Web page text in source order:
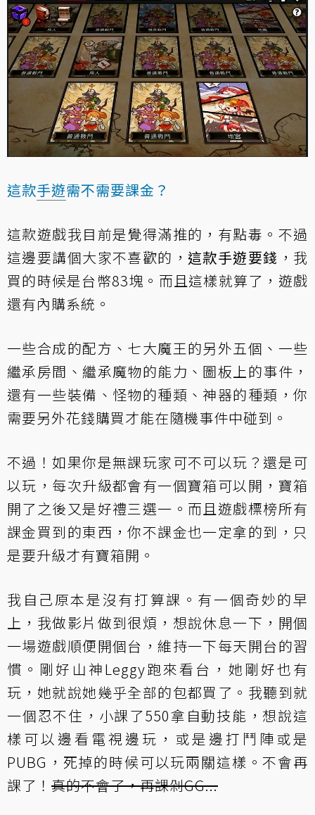
這款手遊需不需要課金？
這款遊戲我目前是覺得滿推的，有點毒。不過
這邊要講個大家不喜歡的， 這款手遊要錢 ，我
買的時候是台幣83塊。而且這樣就算了，遊戲
還有內購系統。
一些合成的配方、七大魔王的另外五個、一些
繼承房間、繼承魔物的能力、圖板上的事件，
還有一些裝備、怪物的種類、神器的種類，你
需要另外花錢購買才能在隨機事件中碰到。
不過！如果你是無課玩家可不可以玩？還是可
以玩，每次升級都會有一個寶箱可以開，寶箱
開了之後又是好禮三選一。而且遊戲標榜所有
課金買到的東西，你不課金也一定拿的到，只
是要升級才有寶箱開。
我自己原本是沒有打算課。有一個奇妙的早
上，我做影片做到很煩，想說休息一下，開個
一場遊戲順便開個台，維持一下每天開台的習
慣。剛好山神Leggy跑來看台，她剛好也有
玩，她就說她幾乎全部的包都買了。我聽到就
一個忍不住，小課了550拿自動技能，想說這
樣可以邊看電視邊玩，或是邊打鬥陣或是
PUBG，死掉的時候可以玩兩關這樣。不會再
課了！ 真的不會了，再課剁GG...